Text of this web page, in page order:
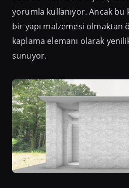
yorumla kullanıyor. Ancak bu
bir yapı malzemesi olmaktan
kaplama elemanı olarak
sunuyor.